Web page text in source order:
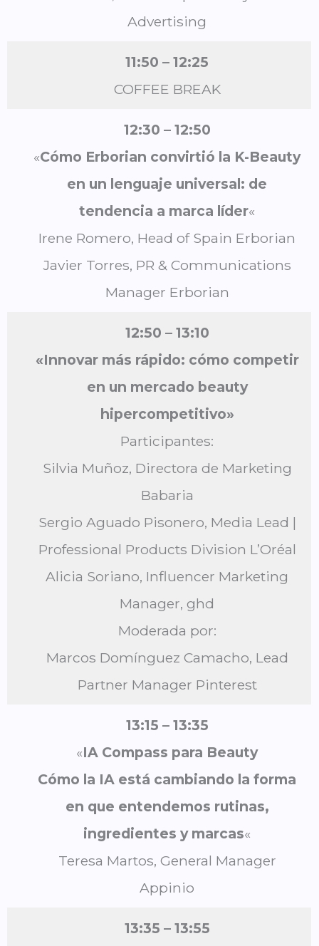
Advertising
11:50 – 12:25
COFFEE BREAK
12:30 – 12:50
«Cómo Erborian convirtió la K-Beauty
en un lenguaje universal: de
tendencia a marca líder«
Irene Romero, Head of Spain Erborian
Javier Torres, PR & Communications
Manager Erborian
12:50 – 13:10
«Innovar más rápido: cómo competir
en un mercado beauty
hipercompetitivo»
Participantes:
Silvia Muñoz, Directora de Marketing
Babaria
Sergio Aguado Pisonero, Media Lead |
Professional Products Division L’Oréal
Alicia Soriano, Influencer Marketing
Manager, ghd
Moderada por:
Marcos Domínguez Camacho, Lead
Partner Manager Pinterest
13:15 – 13:35
«IA Compass para Beauty
Cómo la IA está cambiando la forma
en que entendemos rutinas,
ingredientes y marcas«
Teresa Martos, General Manager
Appinio
13:35 – 13:55